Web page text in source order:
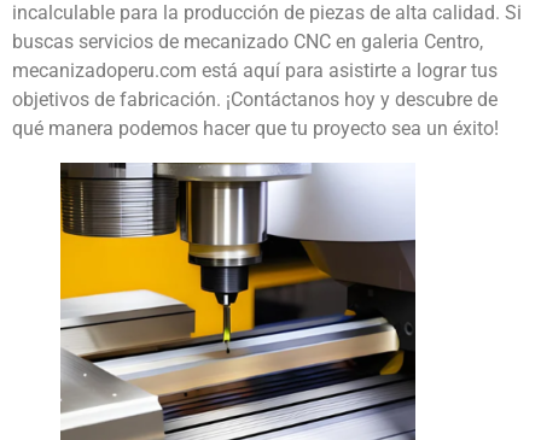
incalculable para la producción de piezas de alta calidad. Si
buscas servicios de mecanizado CNC en galeria Centro,
mecanizadoperu.com está aquí para asistirte a lograr tus
objetivos de fabricación. ¡Contáctanos hoy y descubre de
qué manera podemos hacer que tu proyecto sea un éxito!